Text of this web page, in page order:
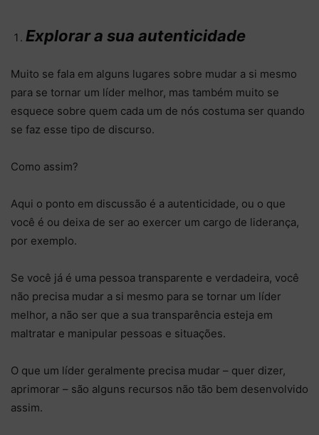
Explorar a sua autenticidade
Muito se fala em alguns lugares sobre mudar a si mesmo
para se tornar um líder melhor, mas também muito se
esquece sobre quem cada um de nós costuma ser quando
se faz esse tipo de discurso.
Como assim?
Aqui o ponto em discussão é a autenticidade, ou o que
você é ou deixa de ser ao exercer um cargo de liderança,
por exemplo.
Se você já é uma pessoa transparente e verdadeira, você
não precisa mudar a si mesmo para se tornar um líder
melhor, a não ser que a sua transparência esteja em
maltratar e manipular pessoas e situações.
O que um líder geralmente precisa mudar – quer dizer,
aprimorar – são alguns recursos não tão bem desenvolvido
assim.